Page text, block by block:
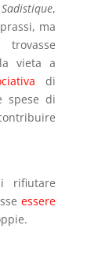
Sadistique,
ma
vieta a
di
spese di
rifiutare
essere